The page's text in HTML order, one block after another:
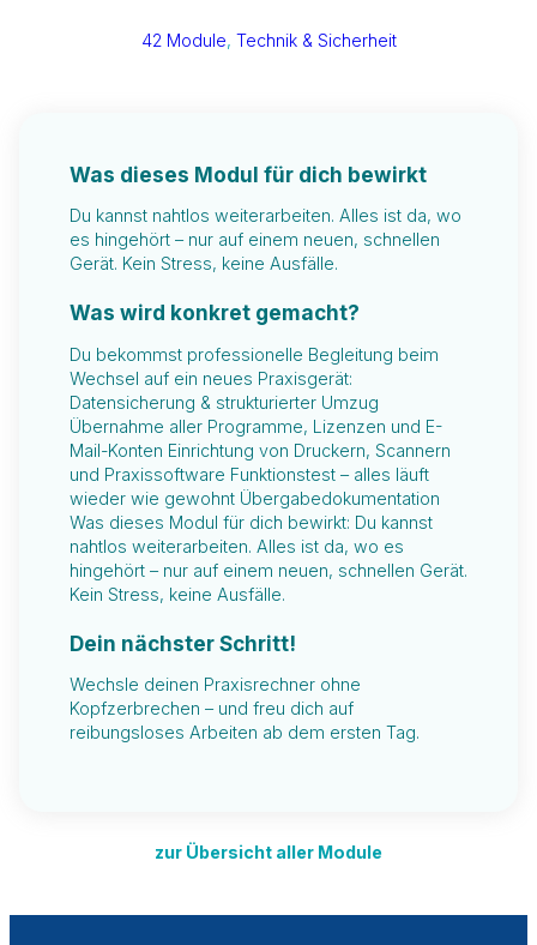
42 Module, Technik & Sicherheit
Was dieses Modul für dich bewirkt
Du kannst nahtlos weiterarbeiten. Alles ist da, wo
es hingehört – nur auf einem neuen, schnellen
Gerät. Kein Stress, keine Ausfälle.
Was wird konkret gemacht?
Du bekommst professionelle Begleitung beim
Wechsel auf ein neues Praxisgerät:
Datensicherung & strukturierter Umzug
Übernahme aller Programme, Lizenzen und E-
Mail-Konten Einrichtung von Druckern, Scannern
und Praxissoftware Funktionstest – alles läuft
wieder wie gewohnt Übergabedokumentation
Was dieses Modul für dich bewirkt: Du kannst
nahtlos weiterarbeiten. Alles ist da, wo es
hingehört – nur auf einem neuen, schnellen Gerät.
Kein Stress, keine Ausfälle.
Dein nächster Schritt!
Wechsle deinen Praxisrechner ohne
Kopfzerbrechen – und freu dich auf
reibungsloses Arbeiten ab dem ersten Tag.
zur Übersicht aller Module